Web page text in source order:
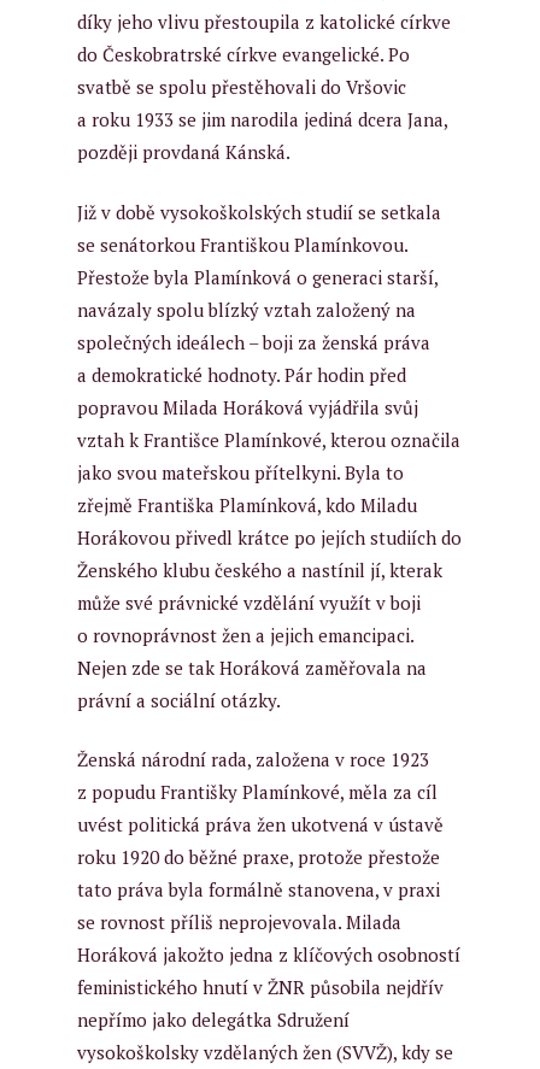
díky jeho vlivu přestoupila z katolické církve
do Českobratrské církve evangelické. Po
svatbě se spolu přestěhovali do Vršovic
a roku 1933 se jim narodila jediná dcera Jana,
později provdaná Kánská.
Již v době vysokoškolských studií se setkala
se senátorkou Františkou Plamínkovou.
Přestože byla Plamínková o generaci starší,
navázaly spolu blízký vztah založený na
společných ideálech – boji za ženská práva
a demokratické hodnoty. Pár hodin před
popravou Milada Horáková vyjádřila svůj
vztah k Františce Plamínkové, kterou označila
jako svou mateřskou přítelkyni. Byla to
zřejmě Františka Plamínková, kdo Miladu
Horákovou přivedl krátce po jejích studiích do
Ženského klubu českého a nastínil jí, kterak
může své právnické vzdělání využít v boji
o rovnoprávnost žen a jejich emancipaci.
Nejen zde se tak Horáková zaměřovala na
právní a sociální otázky.
Ženská národní rada, založena v roce 1923
z popudu Františky Plamínkové, měla za cíl
uvést politická práva žen ukotvená v ústavě
roku 1920 do běžné praxe, protože přestože
tato práva byla formálně stanovena, v praxi
se rovnost příliš neprojevovala. Milada
Horáková jakožto jedna z klíčových osobností
feministického hnutí v ŽNR působila nejdřív
nepřímo jako delegátka Sdružení
vysokoškolsky vzdělaných žen (SVVŽ), kdy se